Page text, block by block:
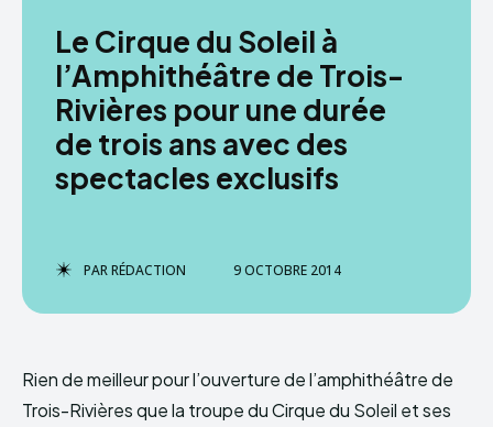
Le Cirque du Soleil à
l’Amphithéâtre de Trois-
Rivières pour une durée
de trois ans avec des
spectacles exclusifs
PARRÉDACTION 9 OCTOBRE 2014
Rien de meilleur pour l’ouverture de l’amphithéâtre de
Trois-Rivières que la troupe du Cirque du Soleil et ses